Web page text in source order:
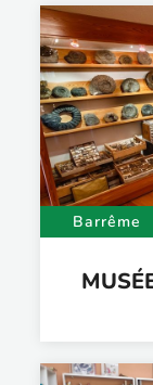
Barrême